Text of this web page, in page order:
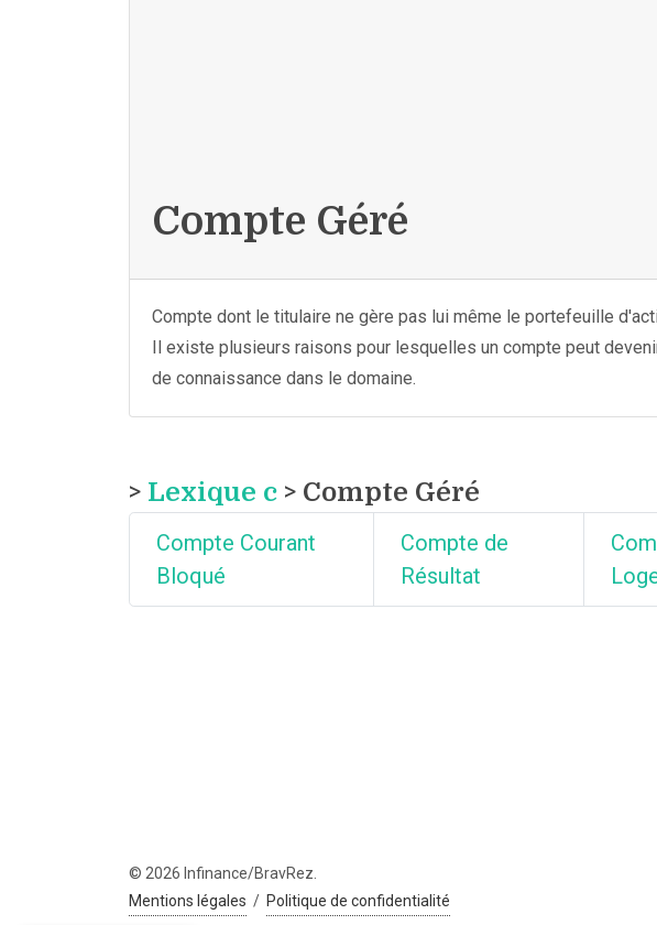
Compte Géré
Compte dont le titulaire ne gère pas lui même le portefeuille
Il existe plusieurs raisons pour lesquelles un compte peut
de connaissance dans le domaine.
> Lexique c > Compte Géré
Compte Courant
Bloqué
Compte de
Résultat
© 2026 Infinance/BravRez.
Mentions légales / Politique de confidentialité